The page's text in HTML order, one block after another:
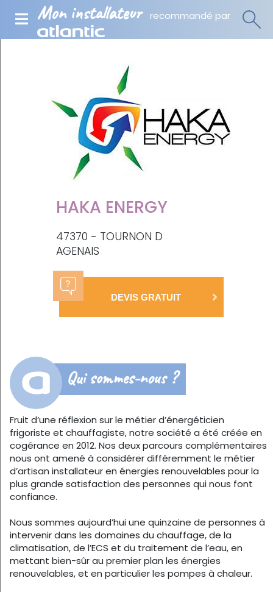
Mon installateur recommandé par
HAKA ENERGY
47370 - TOURNON D
AGENAIS
DEVIS GRATUIT
Qui sommes-nous ?
Fruit d’une réflexion sur le métier d’énergéticien
frigoriste et chauffagiste, notre société a été créée en
cogérance en 2012. Nos deux parcours complémentaires
nous ont amené à considérer différemment le métier
d’artisan installateur en énergies renouvelables pour la
plus grande satisfaction des personnes qui nous font
confiance.
Nous sommes aujourd’hui une quinzaine de personnes à
intervenir dans les domaines du chauffage, de la
climatisation, de l’ECS et du traitement de l’eau, en
mettant bien-sûr au premier plan les énergies
renouvelables, et en particulier les pompes à chaleur.